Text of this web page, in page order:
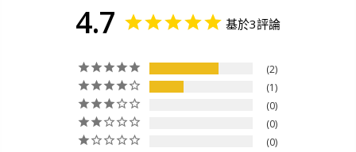
4.7 基於3評論
2
1
0
0
0